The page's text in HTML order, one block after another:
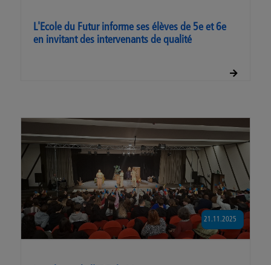
L'Ecole du Futur informe ses élèves de 5e et 6e
en invitant des intervenants de qualité
21.11.2025